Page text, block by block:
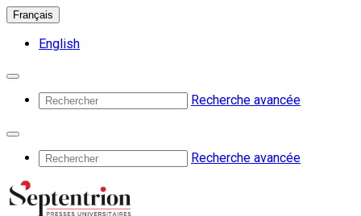
Français
English
Recherche avancée
Recherche avancée